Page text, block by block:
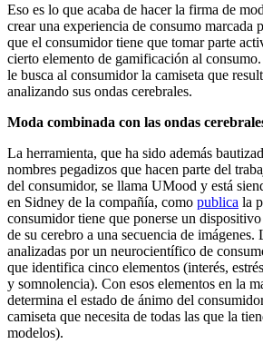
Eso es lo que acaba de hacer la firma de
crear una experiencia de consumo marcada
que el consumidor tiene que tomar parte
cierto elemento de gamificación al
le busca al consumidor la camiseta que
analizando sus ondas cerebrales.
Moda combinada con las ondas
La herramienta, que ha sido además
nombres pegadizos que hacen parte del
del consumidor, se llama UMood y está
en Sidney de la compañía, como publica la
consumidor tiene que ponerse un
de su cerebro a una secuencia de imágenes.
analizadas por un neurocientífico de
que identifica cinco elementos (interés,
y somnolencia). Con esos elementos en la
determina el estado de ánimo del
camiseta que necesita de todas las que la
modelos).